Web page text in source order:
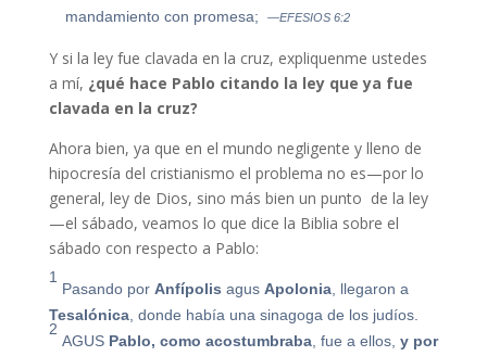
mandamiento con promesa;
—EFESIOS 6:2
Y si la ley fue clavada en la cruz, expliquenme ustedes
a mí, ¿qué hace Pablo citando la ley que ya fue
clavada en la cruz?
Ahora bien, ya que en el mundo negligente y lleno de
hipocresía del cristianismo el problema no es—por lo
general, ley de Dios, sino más bien un punto de la ley
—el sábado, veamos lo que dice la Biblia sobre el
sábado con respecto a Pablo:
1
Pasando por Anfípolis agus Apolonia, llegaron a
Tesalónica, donde había una sinagoga de los judíos.
2
AGUSPablo, como acostumbraba, fue a ellos, y por